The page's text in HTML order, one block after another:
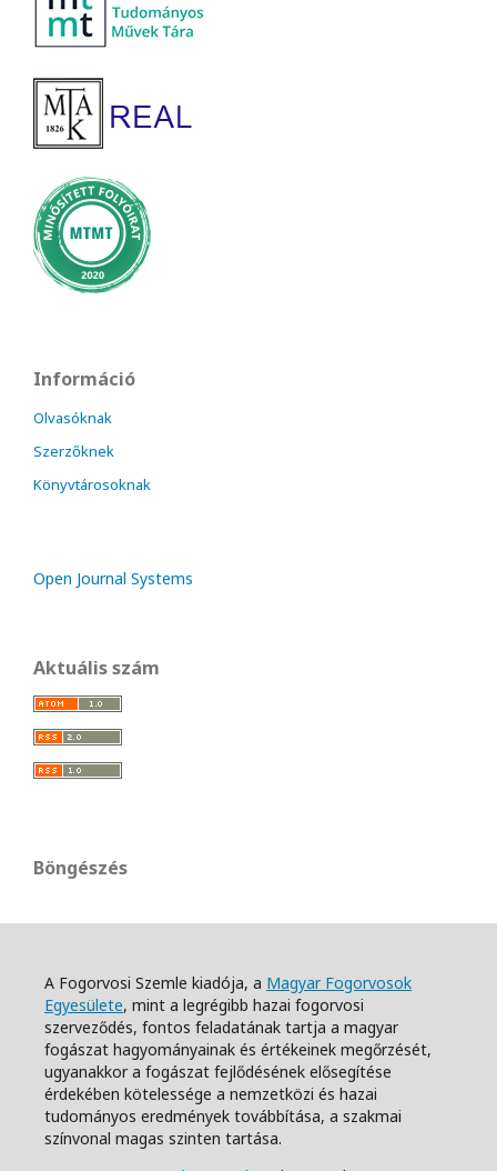
Információ
Olvasóknak
Szerzőknek
Könyvtárosoknak
Open Journal Systems
Aktuális szám
Böngészés
A Fogorvosi Szemle kiadója, a Magyar Fogorvosok
Egyesülete, mint a legrégibb hazai fogorvosi
szerveződés, fontos feladatának tartja a magyar
fogászat hagyományainak és értékeinek megőrzését,
ugyanakkor a fogászat fejlődésének elősegítése
érdekében kötelessége a nemzetközi és hazai
tudományos eredmények továbbítása, a szakmai
színvonal magas szinten tartása.